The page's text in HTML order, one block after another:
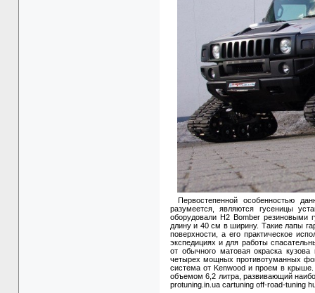
Первостепенной особенностью
разумеется, являются гусеницы
оборудовали H2 Bomber резиновыми
длину и 40 см в ширину. Такие лапы
поверхности, а его практическое
экспедициях и для работы
от обычного матовая окраска
четырех мощных противотуманных
система от Kenwood и проем в
объемом 6,2 литра, развивающий
protuning.in.ua cartuning off-road-tuning